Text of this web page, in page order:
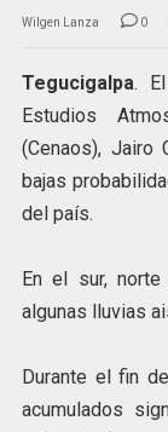
Wilgen Lanza 0
Tegucigalpa.
Estudios
(Cenaos), Jairo
bajas
del país.
En el sur,
algunas lluvias
Durante el fin
acumulados